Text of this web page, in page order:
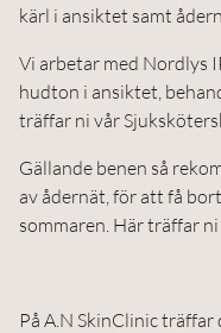
kärl i ansiktet samt
Vi arbetar med Nordlys
hudton i ansiktet,
träffar ni vår
Gällande benen så
av ådernät, för att få
sommaren. Här träffar
På A.N SkinClinic